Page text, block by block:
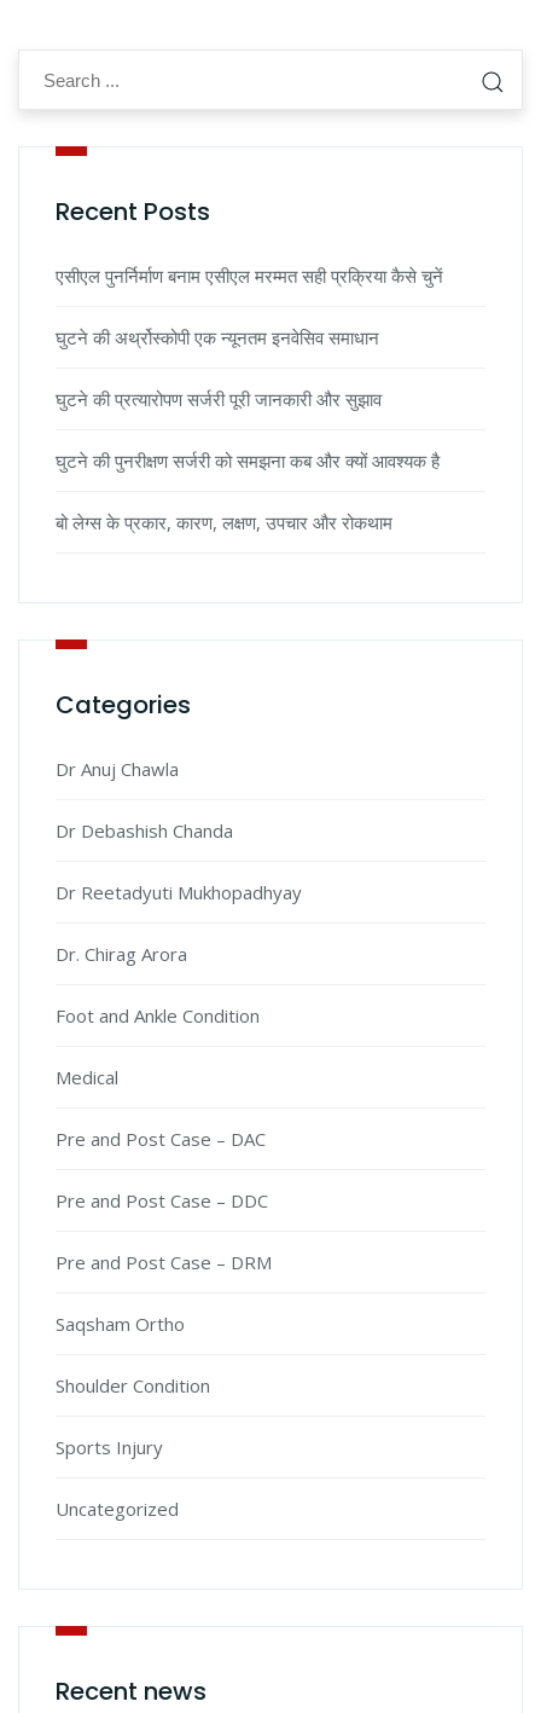
Recent Posts
एसीएल पुनर्निर्माण बनाम एसीएल मरम्मत सही प्रक्रिया कैसे चुनें
घुटने की अर्थ्रोस्कोपी एक न्यूनतम इनवेसिव समाधान
घुटने की प्रत्यारोपण सर्जरी पूरी जानकारी और सुझाव
घुटने की पुनरीक्षण सर्जरी को समझना कब और क्यों आवश्यक है
बो लेग्स के प्रकार, कारण, लक्षण, उपचार और रोकथाम
Categories
Dr Anuj Chawla
Dr Debashish Chanda
Dr Reetadyuti Mukhopadhyay
Dr. Chirag Arora
Foot and Ankle Condition
Medical
Pre and Post Case – DAC
Pre and Post Case – DDC
Pre and Post Case – DRM
Saqsham Ortho
Shoulder Condition
Sports Injury
Uncategorized
Recent news